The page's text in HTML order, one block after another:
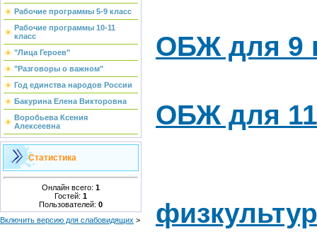
Рабочие программы 5-9 класс
Рабочие программы 10-11
класс
"Лица Героев"
"Разговоры о важном"
Год единства народов России
Бакурина Елена Викторовна
Воробьева Ксения
Алексеевна
Статистика
Онлайн всего: 1
Гостей: 1
Пользователей: 0
Включить версию для слабовидящих >
ОБЖ для 9
ОБЖ для 11